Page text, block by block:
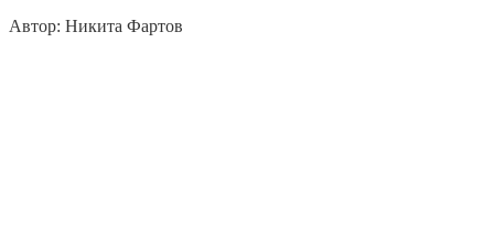
Автор: Никита Фартов